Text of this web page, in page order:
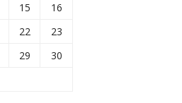
15
16
22
23
29
30